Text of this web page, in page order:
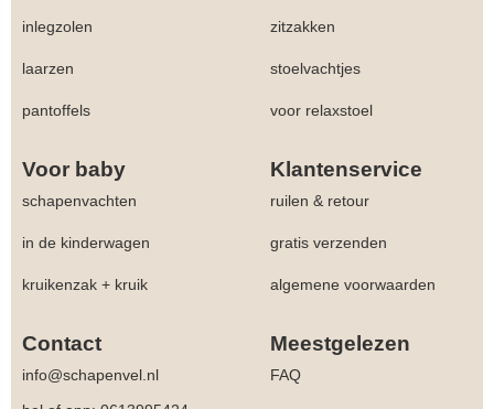
inlegzolen zitzakken
laarzen stoelvachtjes
pantoffels voor relaxstoel
Voor baby Klantenservice
schapenvachten ruilen & retour
in de kinderwagen gratis verzenden
kruikenzak + kruik algemene voorwaarden
Contact Meestgelezen
info@schapenvel.nl
FAQ